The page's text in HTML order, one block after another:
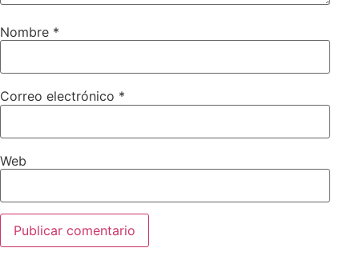
Nombre *
Correo electrónico *
Web